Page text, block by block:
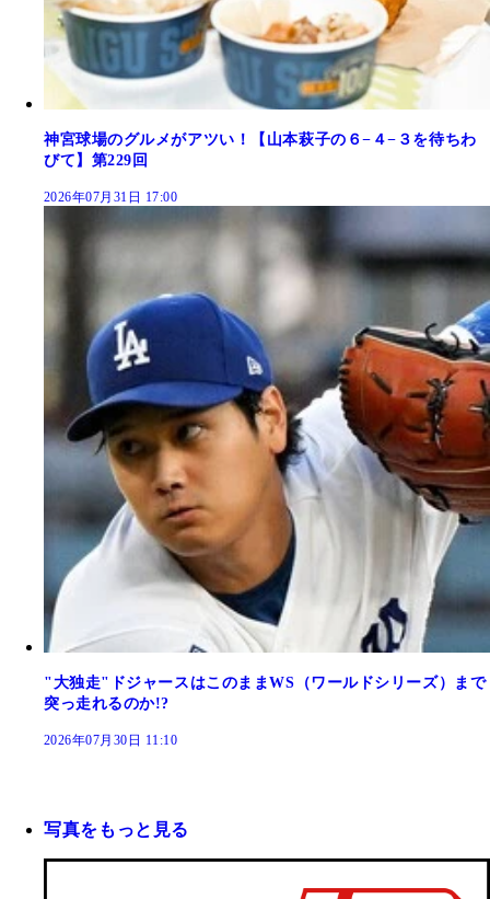
神宮球場のグルメがアツい！【山本萩子の６−４−３を待ちわ
びて】第229回
2026年07月31日 17:00
"大独走"ドジャースはこのままWS（ワールドシリーズ）まで
突っ走れるのか!?
2026年07月30日 11:10
写真をもっと見る